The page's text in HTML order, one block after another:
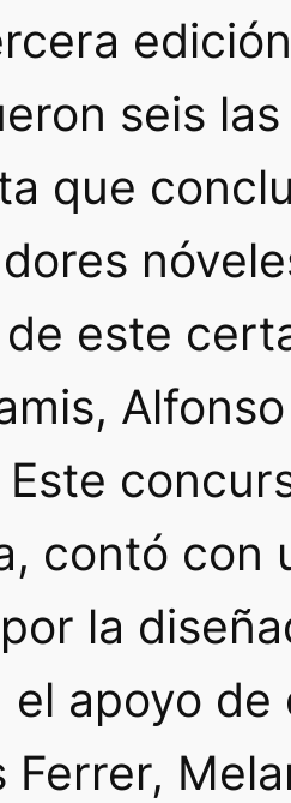
seis
que
este
Este
contó con
la
apoyo
Ferrer,